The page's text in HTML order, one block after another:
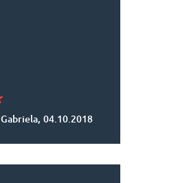
Gabriela, 04.10.2018